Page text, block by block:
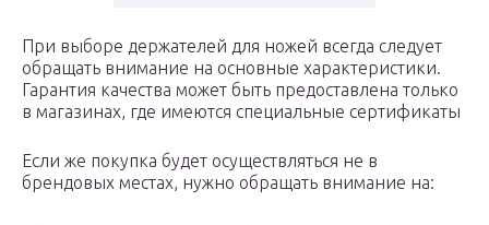
При выборе держателей для ножей всегда следует
обращать внимание на основные характеристики.
Гарантия качества может быть предоставлена только
в магазинах, где имеются специальные сертификаты
Если же покупка будет осуществляться не в
брендовых местах, нужно обращать внимание на: